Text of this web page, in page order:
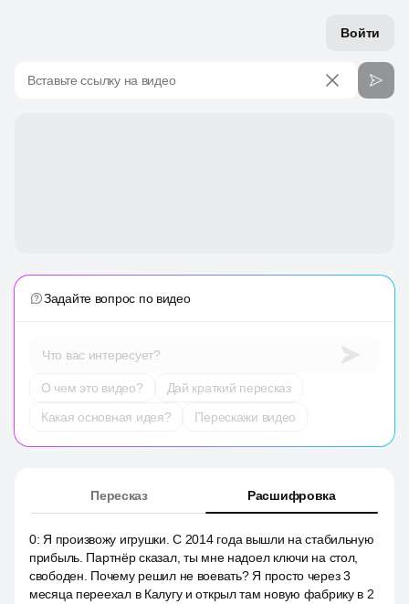
Войти
Вставьте ссылку на видео
Задайте вопрос по видео
Что вас интересует?
О чем это видео?
Дай краткий пересказ
Какая основная идея?
Перескажи видео
Пересказ Расшифровка
0: Я произвожу игрушки. С 2014 года вышли на стабильную
прибыль. Партнёр сказал, ты мне надоел ключи на стол,
свободен. Почему решил не воевать? Я просто через 3
месяца переехал в Калугу и открыл там новую фабрику в 2